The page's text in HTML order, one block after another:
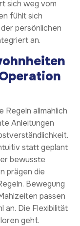
sich weg vom
fühlt sich
persönlichen
an.
allmählich
Anleitungen
statt geplant
bewusste
prägen die
Bewegung
passen
an. Die Flexibilität
geht.